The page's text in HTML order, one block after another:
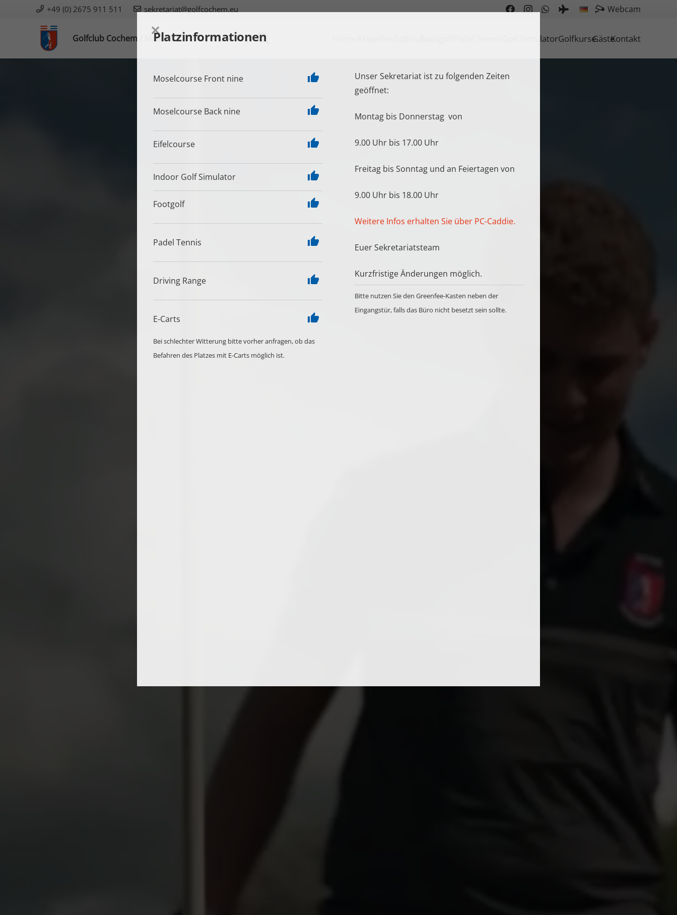
+49 (0) 2675 911 511 sekretariat@golfcochem.eu Webcam
Golfclub Cochem / Mosel e.V. Golf SimulatorGolfkurseGästeKontakt
Platzinformationen
Moselcourse Front nine thumb_up
Moselcourse Back nine thumb_up
Eifelcourse thumb_up
Indoor Golf Simulator thumb_up
Footgolf thumb_up
Padel Tennis thumb_up
Driving Range thumb_up
E-Carts thumb_up
Bei schlechter Witterung bitte vorher anfragen, ob das
Befahren des Platzes mit E-Carts möglich ist.
Unser Sekretariat ist zu folgenden Zeiten
geöffnet:
Montag bis Donnerstag von
9.00 Uhr bis 17.00 Uhr
Freitag bis Sonntag und an Feiertagen von
9.00 Uhr bis 18.00 Uhr
Weitere Infos erhalten Sie über PC-Caddie.
Euer Sekretariatsteam
Kurzfristige Änderungen möglich.
Bitte nutzen Sie den Greenfee-Kasten neben der
Eingangstür, falls das Büro nicht besetzt sein sollte.